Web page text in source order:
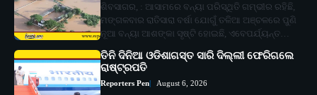
ଶିବସାଗର, : ଆସାମରେ ବନ୍ୟା ପରିସ୍ଥିତି ଗମ୍ଭୀର ରହିଛି,
ମଙ୍ଗଳବାର ରାତିସାରା ବର୍ଷା ଯୋଗୁଁ ତଳିଆ ଅଞ୍ଚଳରେ ପୁଣି
ନୂଆ ବନ୍ୟା ଆଶଙ୍କା ସୃଷ୍ଟି ହୋଇଛି, ଏବେପର୍ଯ୍ୟନ୍ତ…
ତିନି ଦିନିଆ ଓଡିଶାଗସ୍ତ ସାରି ଦିଲ୍ଲୀ ଫେରିଗଲେ
ରାଷ୍ଟ୍ରପତି
Reporters Pen August 6, 2026